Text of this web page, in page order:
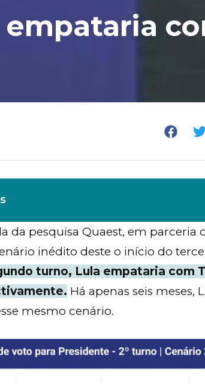
da pesquisa Quaest, em parceria
inédito deste o início do
turno, Lula empataria com
Há apenas seis meses,
mesmo cenário.